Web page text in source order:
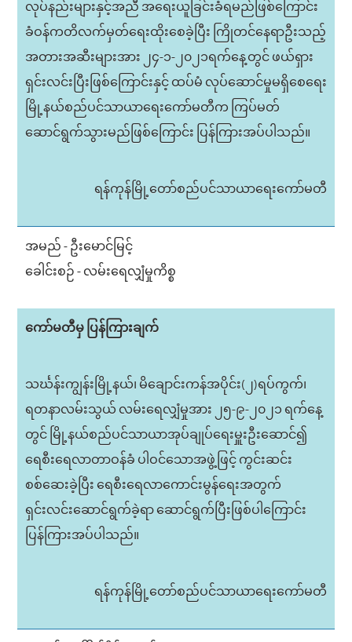
လုပ်နည်းများနှင့်အညီ အရေးယူခြင်းခံရမည်ဖြစ်ကြောင်း
ခံဝန်ကတိလက်မှတ်ရေးထိုးစေခဲ့ပြီး ကြိုတင်နေရာဦးသည့်
အတားအဆီးများအား ၂၄-၁-၂၀၂၁ရက်နေ့တွင် ဖယ်ရှား
ရှင်းလင်းပြီးဖြစ်ကြောင်းနှင့် ထပ်မံ လုပ်ဆောင်မှုမရှိစေရေး
မြို့နယ်စည်ပင်သာယာရေးကော်မတီက ကြပ်မတ်
ဆောင်ရွက်သွားမည်ဖြစ်ကြောင်း ပြန်ကြားအပ်ပါသည်။
ရန်ကုန်မြို့တော်စည်ပင်သာယာရေးကော်မတီ
အမည် - ဦးမောင်မြင့်
ခေါင်းစဉ် - လမ်းရေလျှံမှုကိစ္စ
ကော်မတီမှ ပြန်ကြားချက်
သင်္ဃန်းကျွန်းမြို့နယ်၊ မိချောင်းကန်အပိုင်း(၂)ရပ်ကွက်၊
ရတနာလမ်းသွယ် လမ်းရေလျှံမှုအား ၂၅-၉-၂၀၂၁ ရက်နေ့
တွင် မြို့နယ်စည်ပင်သာယာအုပ်ချုပ်ရေးမှူးဦးဆောင်၍
ရေစီးရေလာတာဝန်ခံ ပါဝင်သောအဖွဲ့ဖြင့် ကွင်းဆင်း
စစ်ဆေးခဲ့ပြီး ရေစီးရေလာကောင်းမွန်ရေးအတွက်
ရှင်းလင်းဆောင်ရွက်ခဲ့ရာ ဆောင်ရွက်ပြီးဖြစ်ပါကြောင်း
ပြန်ကြားအပ်ပါသည်။
ရန်ကုန်မြို့တော်စည်ပင်သာယာရေးကော်မတီ